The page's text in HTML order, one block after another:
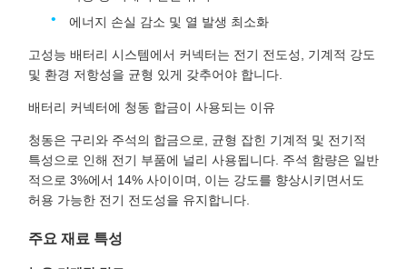
에너지 손실 감소 및 열 발생 최소화
고성능 배터리 시스템에서 커넥터는 전기 전도성, 기계적 강도
및 환경 저항성을 균형 있게 갖추어야 합니다.
배터리 커넥터에 청동 합금이 사용되는 이유
청동은 구리와 주석의 합금으로, 균형 잡힌 기계적 및 전기적
특성으로 인해 전기 부품에 널리 사용됩니다. 주석 함량은 일반
적으로 3%에서 14% 사이이며, 이는 강도를 향상시키면서도
허용 가능한 전기 전도성을 유지합니다.
주요 재료 특성